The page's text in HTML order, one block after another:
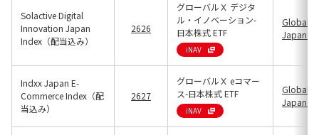
Solactive Digital
Innovation Japan
Index（配当込み）
2626
グローバルＸ デジタ
ル・イノベーション-
日本株式 ETF
iNAV
Global X
Indxx Japan E-
Commerce Index（配
当込み）
2627
グローバルＸ eコマー
ス-日本株式 ETF
iNAV
Global X